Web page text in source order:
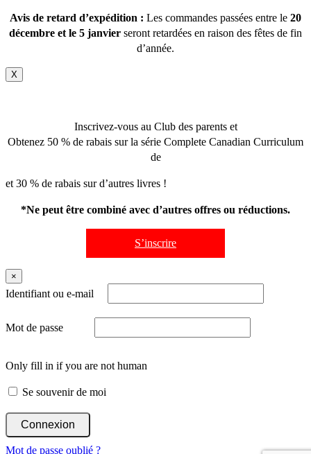
Avis de retard d’expédition : Les commandes passées entre le 20
décembre et le 5 janvier seront retardées en raison des fêtes de fin
d’année.
X
Inscrivez-vous au Club des parents et
Obtenez 50 % de rabais sur la série Complete Canadian Curriculum
de
et 30 % de rabais sur d’autres livres !
*Ne peut être combiné avec d’autres offres ou réductions.
S’inscrire
×
Identifiant ou e-mail
Mot de passe
Only fill in if you are not human
Se souvenir de moi
Mot de passe oublié ?